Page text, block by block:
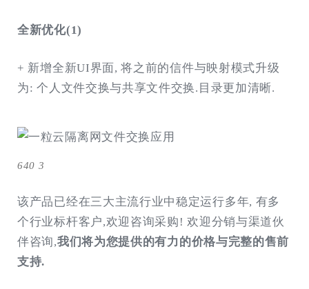
全新优化(1)
+ 新增全新UI界面, 将之前的信件与映射模式升级
为: 个人文件交换与共享文件交换.目录更加清晰.
640 3
该产品已经在三大主流行业中稳定运行多年, 有多
个行业标杆客户,欢迎咨询采购! 欢迎分销与渠道伙
伴咨询,我们将为您提供的有力的价格与完整的售前
支持.